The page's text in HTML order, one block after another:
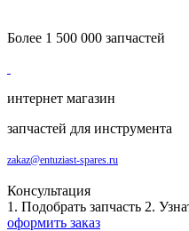
Более 1 500 000 запчастей
интернет магазин
запчастей для инструмента
zakaz@entuziast-spares.ru
Консультация
1. Подобрать запчасть 2.
оформить заказ